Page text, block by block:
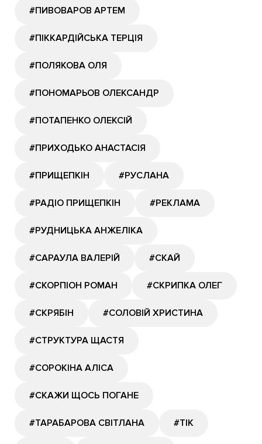
#ПИВОВАРОВ АРТЕМ
#ПІККАРДІЙСЬКА ТЕРЦІЯ
#ПОЛЯКОВА ОЛЯ
#ПОНОМАРЬОВ ОЛЕКСАНДР
#ПОТАПЕНКО ОЛЕКСІЙ
#ПРИХОДЬКО АНАСТАСІЯ
#ПРИЩЕПКІН #РУСЛАНА
#РАДІО ПРИЩЕПКІН #РЕКЛАМА
#РУДНИЦЬКА АНЖЕЛІКА
#САРАУЛА ВАЛЕРІЙ #СКАЙ
#СКОРПІОН РОМАН #СКРИПКА ОЛЕГ
#СКРЯБІН #СОЛОВІЙ ХРИСТИНА
#СТРУКТУРА ЩАСТЯ
#СОРОКІНА АЛІСА
#СКАЖИ ЩОСЬ ПОГАНЕ
#ТАРАБАРОВА СВІТЛАНА #ТІК